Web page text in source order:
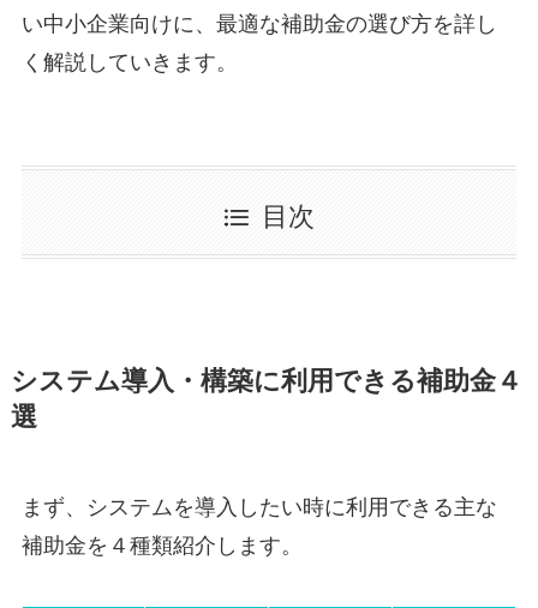
い中小企業向けに、最適な補助金の選び方を詳し
く解説していきます。
目次
システム導入・構築に利用できる補助金４
選
まず、システムを導入したい時に利用できる主な
補助金を４種類紹介します。